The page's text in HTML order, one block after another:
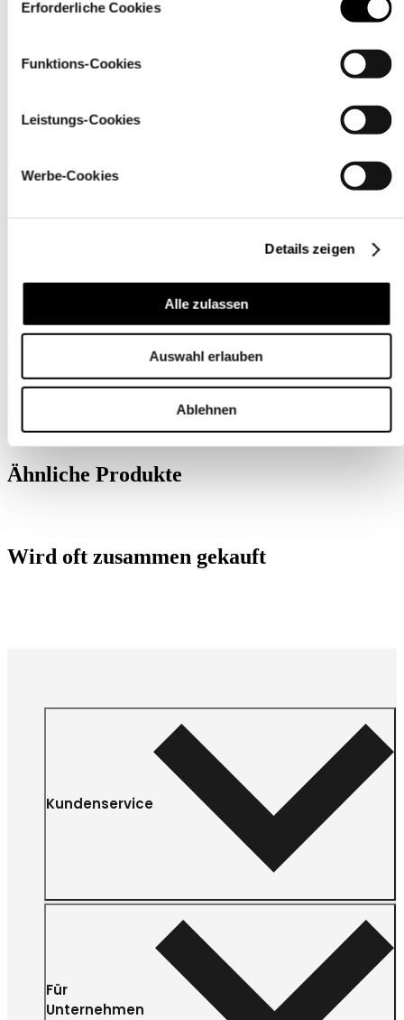
über den Link „Cookie-Einstellungen
Erforderliche Cookies
Funktions-Cookies
Leistungs-Cookies
Werbe-Cookies
Details zeigen
Alle zulassen
Auswahl erlauben
Ablehnen
Pflegehinweise
Ähnliche Produkte
Wird oft zusammen gekauft
Kundenservice
Für
Unternehmen